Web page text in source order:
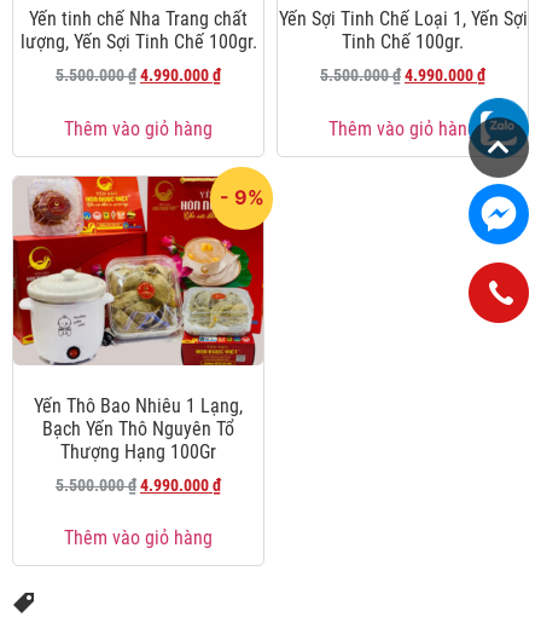
Yến tinh chế Nha Trang chất
lượng, Yến Sợi Tinh Chế 100gr.
5.500.000₫4.990.000₫
Thêm vào giỏ hàng
Yến Sợi Tinh Chế Loại 1, Yến Sợi
Tinh Chế 100gr.
5.500.000₫4.990.000₫
Thêm vào giỏ hàng
- 9%
Yến Thô Bao Nhiêu 1 Lạng,
Bạch Yến Thô Nguyên Tổ
Thượng Hạng 100Gr
5.500.000₫4.990.000₫
Thêm vào giỏ hàng